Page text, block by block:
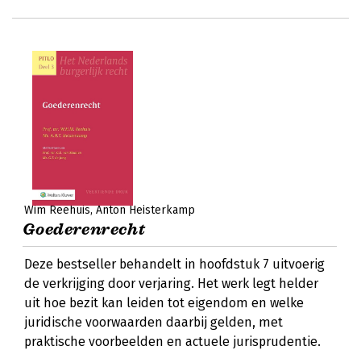
Wim Reehuis Anton Heisterkamp
Goederenrecht
Deze bestseller behandelt in hoofdstuk 7 uitvoerig
de verkrijging door verjaring. Het werk legt helder
uit hoe bezit kan leiden tot eigendom en welke
juridische voorwaarden daarbij gelden, met
praktische voorbeelden en actuele jurisprudentie.